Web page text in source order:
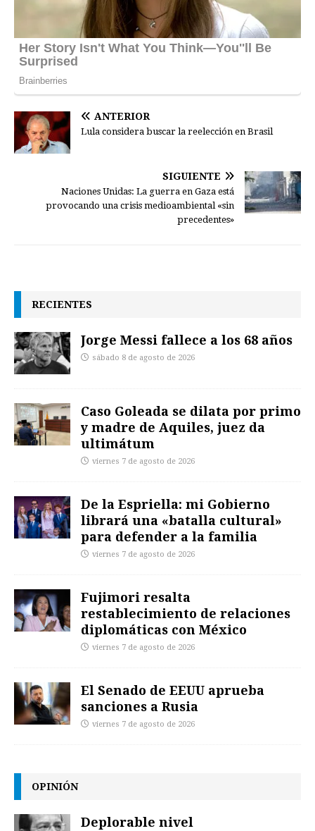
ANTERIOR
Lula considera buscar la reelección en Brasil
SIGUIENTE
Naciones Unidas: La guerra en Gaza está
provocando una crisis medioambiental «sin
precedentes»
RECIENTES
Jorge Messi fallece a los 68 años
sábado 8 de agosto de 2026
Caso Goleada se dilata por primo
y madre de Aquiles, juez da
ultimátum
viernes 7 de agosto de 2026
De la Espriella: mi Gobierno
librará una «batalla cultural»
para defender a la familia
viernes 7 de agosto de 2026
Fujimori resalta
restablecimiento de relaciones
diplomáticas con México
viernes 7 de agosto de 2026
El Senado de EEUU aprueba
sanciones a Rusia
viernes 7 de agosto de 2026
OPINIÓN
Deplorable nivel